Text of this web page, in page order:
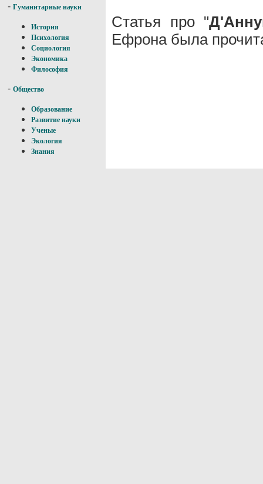
- Гуманитарные науки
История
Психология
Социология
Экономика
Философия
- Общество
Образование
Развитие науки
Ученые
Экология
Знания
Статья про "
Ефрона была